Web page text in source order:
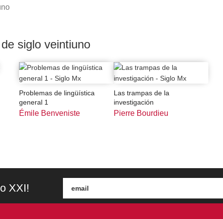
siglo veintiuno
Problemas de lingüística
general 1
Émile Benveniste
Las trampas de la
investigación
Pierre Bourdieu
XXI!